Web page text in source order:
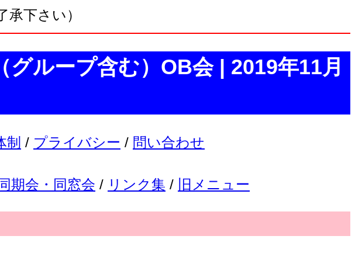
下さい）
ループ含む）OB会 | 2019年11月
制 / プライバシー / 問い合わせ
期会・同窓会 / リンク集 / 旧メニュー